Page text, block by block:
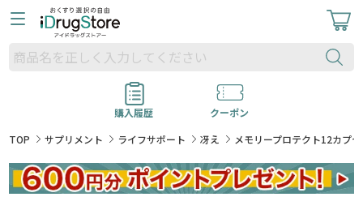
購入履歴
クーポン
TOP
サプリメント ライフサポート 冴え メモリープロテクト12カプ